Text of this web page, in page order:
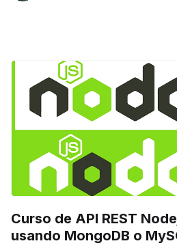
Curso de API REST
usando MongoDB o